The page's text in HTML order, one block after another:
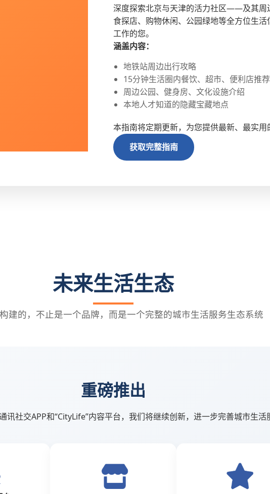
深度探索北京与天津的活力社区——及其周
食探店、购物休闲、公园绿地等全方位生
工作的您。
涵盖内容：
地铁站周边出行攻略
15分钟生活圈内餐饮、超市、便利店推荐
周边公园、健身房、文化设施介绍
本地人才知道的隐藏宝藏地点
本指南将定期更新，为您提供最新、最实用
获取完整指南
未来生活生态
建的，不止是一个品牌，而是一个完整的城市生活服务生态系统
重磅推出
讯社交APP和“CityLife”内容平台，我们将继续创新，进一步完善城市生活